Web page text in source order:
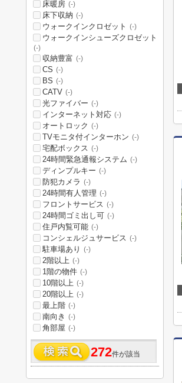
床暖房 (-)
床下収納 (-)
ウォークインクロゼット (-)
ウォークインシューズクロゼット
(-)
収納豊富 (-)
CS (-)
BS (-)
CATV (-)
光ファイバー (-)
インターネット対応 (-)
オートロック (-)
TVモニタ付インターホン (-)
宅配ボックス (-)
24時間緊急通報システム (-)
ディンプルキー (-)
防犯カメラ (-)
24時間有人管理 (-)
フロントサービス (-)
24時間ゴミ出し可 (-)
住戸内覧可能 (-)
コンシェルジュサービス (-)
駐車場あり (-)
2階以上 (-)
1階の物件 (-)
10階以上 (-)
20階以上 (-)
最上階 (-)
南向き (-)
角部屋 (-)
272件が該当